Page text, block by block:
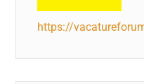
https://